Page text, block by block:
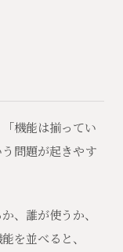
機能は揃ってい
問題が起きやす
、誰が使うか、
を並べると、